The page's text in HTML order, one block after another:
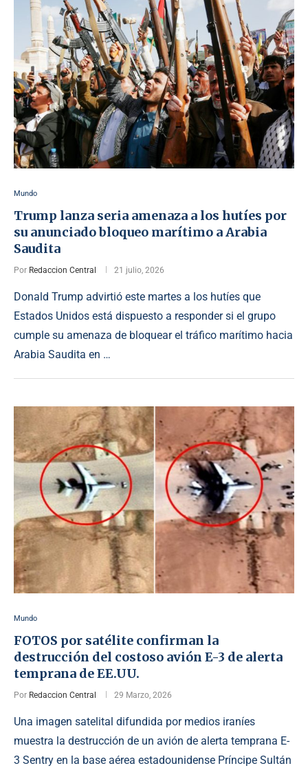
Mundo
Trump lanza seria amenaza a los hutíes por
su anunciado bloqueo marítimo a Arabia
Saudita
Por Redaccion Central 21 julio, 2026
Donald Trump advirtió este martes a los hutíes que
Estados Unidos está dispuesto a responder si el grupo
cumple su amenaza de bloquear el tráfico marítimo hacia
Arabia Saudita en …
Mundo
FOTOS por satélite confirman la
destrucción del costoso avión E-3 de alerta
temprana de EE.UU.
Por Redaccion Central 29 Marzo, 2026
Una imagen satelital difundida por medios iraníes
muestra la destrucción de un avión de alerta temprana E-
3 Sentry en la base aérea estadounidense Príncipe Sultán